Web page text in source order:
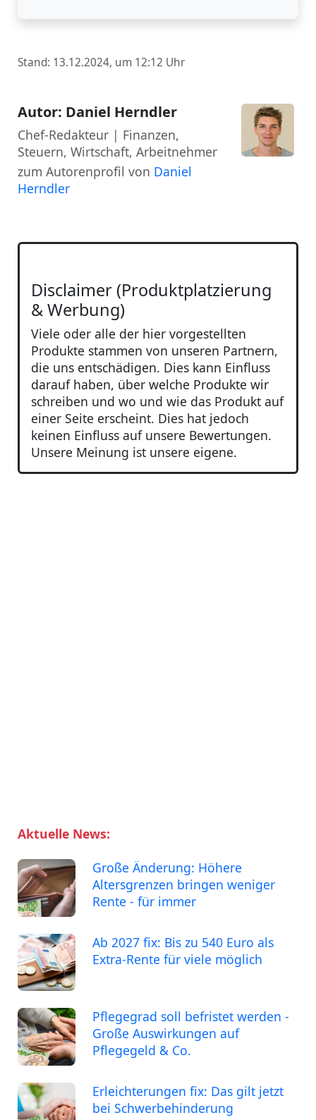
Stand: 13.12.2024, um 12:12 Uhr
Autor: Daniel Herndler
Chef-Redakteur | Finanzen,
Steuern, Wirtschaft, Arbeitnehmer
zum Autorenprofil von Daniel
Herndler
Disclaimer (Produktplatzierung
& Werbung)
Viele oder alle der hier vorgestellten
Produkte stammen von unseren Partnern,
die uns entschädigen. Dies kann Einfluss
darauf haben, über welche Produkte wir
schreiben und wo und wie das Produkt auf
einer Seite erscheint. Dies hat jedoch
keinen Einfluss auf unsere Bewertungen.
Unsere Meinung ist unsere eigene.
Aktuelle News:
Große Änderung: Höhere
Altersgrenzen bringen weniger
Rente - für immer
Ab 2027 fix: Bis zu 540 Euro als
Extra-Rente für viele möglich
Pflegegrad soll befristet werden -
Große Auswirkungen auf
Pflegegeld & Co.
Erleichterungen fix: Das gilt jetzt
bei Schwerbehinderung